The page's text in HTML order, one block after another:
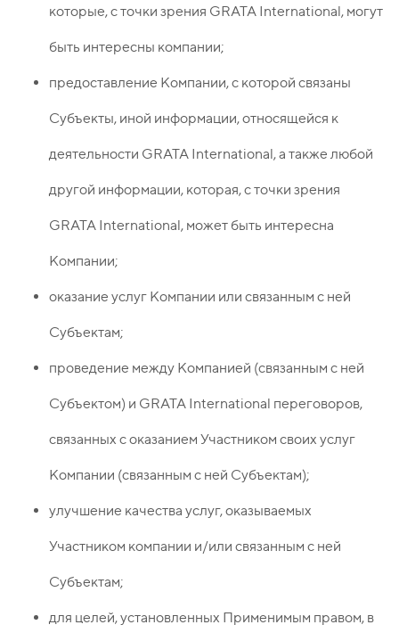
которые, с точки зрения GRATA International, могут
быть интересны компании;
предоставление Компании, с которой связаны
Субъекты, иной информации, относящейся к
деятельности GRATA International, а также любой
другой информации, которая, с точки зрения
GRATA International, может быть интересна
Компании;
оказание услуг Компании или связанным с ней
Субъектам;
проведение между Компанией (связанным с ней
Субъектом) и GRATA International переговоров,
связанных с оказанием Участником своих услуг
Компании (связанным с ней Субъектам);
улучшение качества услуг, оказываемых
Участником компании и/или связанным с ней
Субъектам;
для целей, установленных Применимым правом, в